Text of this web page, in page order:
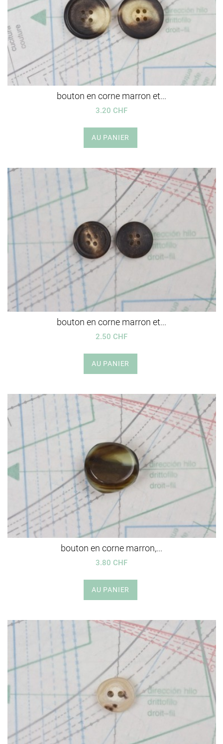
bouton en corne marron et...
3.20 CHF
AU PANIER
bouton en corne marron et...
2.50 CHF
AU PANIER
bouton en corne marron,...
3.80 CHF
AU PANIER